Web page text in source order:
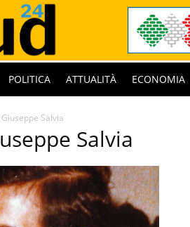
POLITICA ATTUALITÀ ECONOMIA
Giuseppe Salvia
Salvia